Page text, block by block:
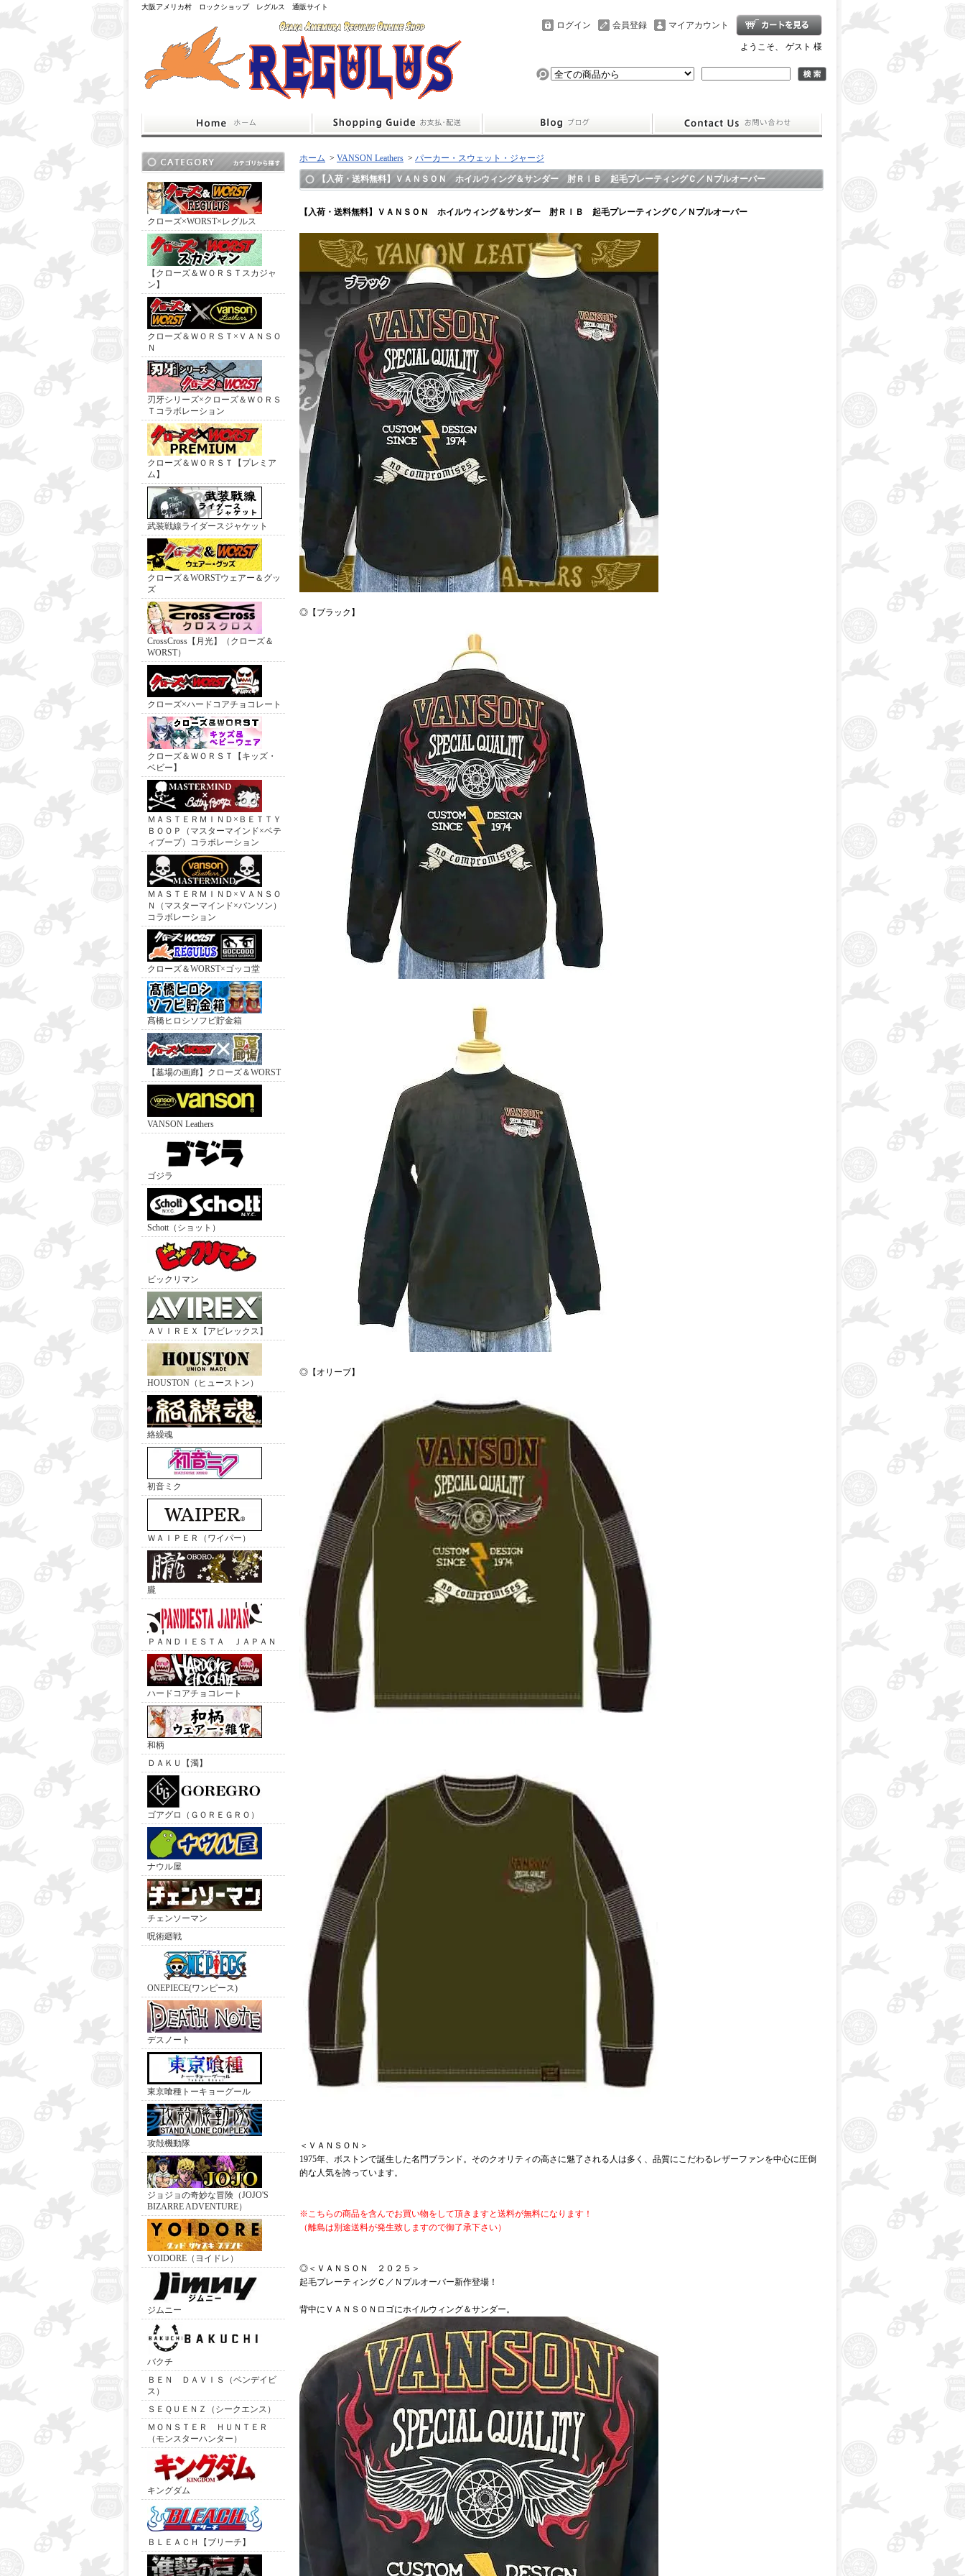
大阪アメリカ村 ロックショップ レグルス 通販サイト
マイアカウント
会員登録
ログイン
ようこそ、 ゲスト 様
クローズ×WORST×レグルス
【クローズ＆ＷＯＲＳＴスカジャ
ン】
クローズ＆ＷＯＲＳＴ×ＶＡＮＳＯ
Ｎ
刃牙シリーズ×クローズ＆ＷＯＲＳ
Ｔコラボレーション
クローズ＆ＷＯＲＳＴ【プレミア
ム】
武装戦線ライダースジャケット
クローズ＆WORSTウェアー＆グッ
ズ
CrossCross【月光】（クローズ＆
WORST）
クローズ×ハードコアチョコレート
クローズ＆ＷＯＲＳＴ【キッズ・
ベビー】
ＭＡＳＴＥＲＭＩＮＤ×ＢＥＴＴＹ
ＢＯＯＰ（マスターマインド×ベテ
ィブープ）コラボレーション
ＭＡＳＴＥＲＭＩＮＤ×ＶＡＮＳＯ
Ｎ（マスターマインド×バンソン）
コラボレーション
クローズ＆WORST×ゴッコ堂
髙橋ヒロシソフビ貯金箱
【墓場の画廊】クローズ＆WORST
VANSON Leathers
ゴジラ
Schott（ショット）
ビックリマン
ＡＶＩＲＥＸ【アビレックス】
HOUSTON（ヒューストン）
絡繰魂
初音ミク
ＷＡＩＰＥＲ（ワイパー）
朧
ＰＡＮＤＩＥＳＴＡ ＪＡＰＡＮ
ハードコアチョコレート
和柄
ＤＡＫＵ【濁】
ゴアグロ（ＧＯＲＥＧＲＯ）
ナウル屋
チェンソーマン
呪術廻戦
ONEPIECE(ワンピース)
デスノート
東京喰種トーキョーグール
攻殻機動隊
ジョジョの奇妙な冒険（JOJO'S
BIZARRE ADVENTURE）
YOIDORE（ヨイドレ）
ジムニー
バクチ
ＢＥＮ ＤＡＶＩＳ（ベンデイビ
ス）
ＳＥＱＵＥＮＺ（シークエンス）
ＭＯＮＳＴＥＲ ＨＵＮＴＥＲ
（モンスターハンター）
キングダム
ＢＬＥＡＣＨ【ブリーチ】
ホーム > VANSON Leathers > パーカー・スウェット・ジャージ
【入荷・送料無料】ＶＡＮＳＯＮ ホイルウィング＆サンダー 肘ＲＩＢ 起毛プレーティングＣ／Ｎプルオーバー
【入荷・送料無料】ＶＡＮＳＯＮ ホイルウィング＆サンダー 肘ＲＩＢ 起毛プレーティングＣ／Ｎプルオーバー
◎【ブラック】
◎【オリーブ】
＜ＶＡＮＳＯＮ＞
1975年、ボストンで誕生した名門ブランド。そのクオリティの高さに魅了される人は多く、品質にこだわるレザーファンを中心に圧倒
的な人気を誇っています。
※こちらの商品を含んでお買い物をして頂きますと送料が無料になります！
（離島は別途送料が発生致しますので御了承下さい）
◎＜ＶＡＮＳＯＮ ２０２５＞
起毛プレーティングＣ／Ｎプルオーバー新作登場！
背中にＶＡＮＳＯＮロゴにホイルウィング＆サンダー。